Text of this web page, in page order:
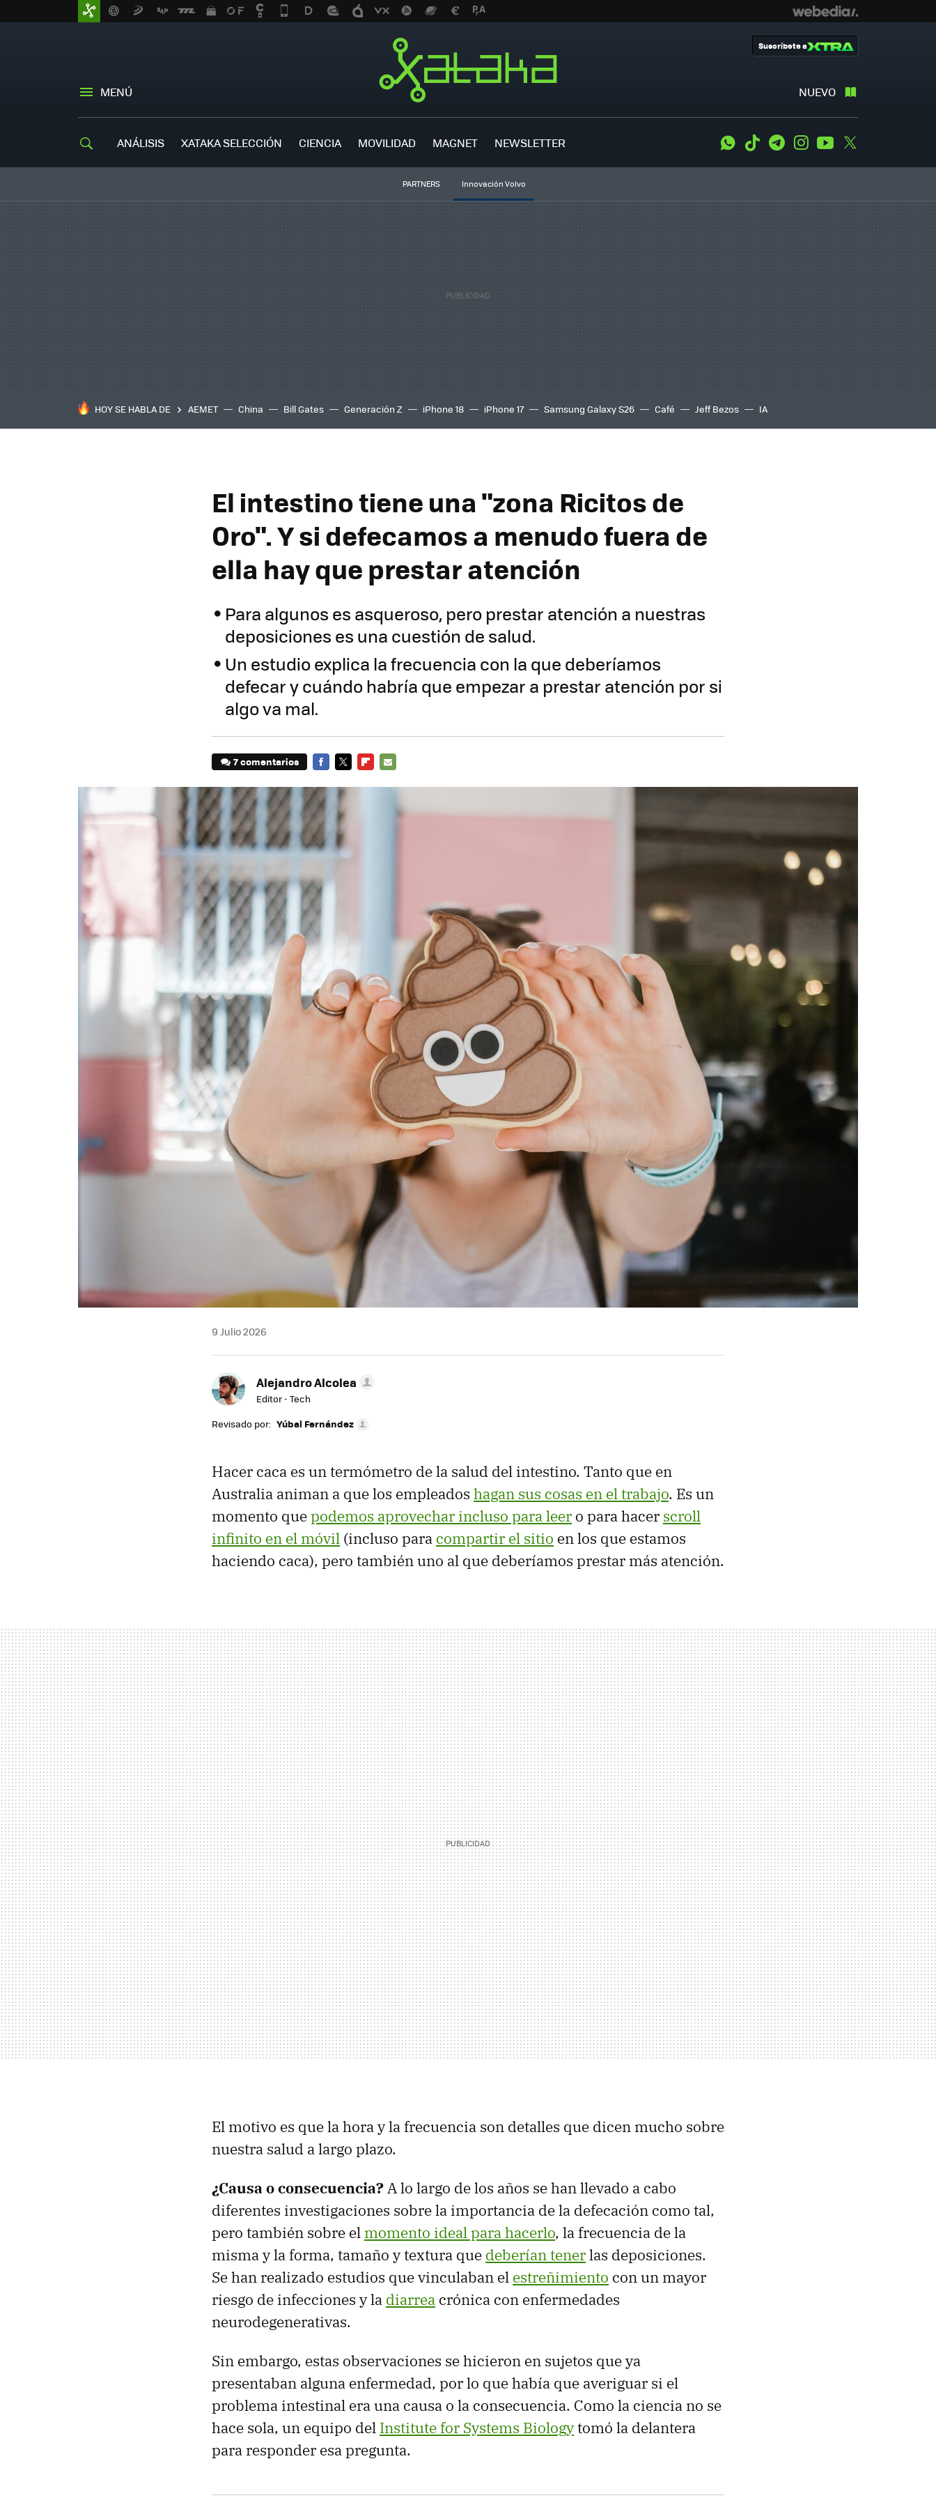
MENÚ NUEVO
Suscríbete a
ANÁLISIS XATAKA SELECCIÓN CIENCIA MOVILIDAD MAGNET NEWSLETTER WhatsApp
Tiktok TelegramInstagramYoutube
PARTNERS Innovación Volvo
HOY SE HABLA DE AEMET China Bill Gates Generación Z iPhone 18 iPhone 17 Samsung Galaxy S26 Café Jeff Bezos IA
El intestino tiene una "zona Ricitos de
Oro". Y si defecamos a menudo fuera de
ella hay que prestar atención
Para algunos es asqueroso, pero prestar atención a nuestras
deposiciones es una cuestión de salud.
Un estudio explica la frecuencia con la que deberíamos
defecar y cuándo habría que empezar a prestar atención por si
algo va mal.
7 comentarios
9 Julio 2026
Alejandro Alcolea
Editor - Tech
Revisado por: Yúbal Fernández
Hacer caca es un termómetro de la salud del intestino. Tanto que en
Australia animan a que los empleados hagan sus cosas en el trabajo. Es un
momento quepodemos aprovechar incluso para leer o para hacer scroll
infinito en el móvil (incluso para compartir el sitio en los que estamos
haciendo caca), pero también uno al que deberíamos prestar más atención.
El motivo es que la hora y la frecuencia son detalles que dicen mucho sobre
nuestra salud a largo plazo.
¿Causa o consecuencia?A lo largo de los años se han llevado a cabo
diferentes investigaciones sobre la importancia de la defecación como tal,
pero también sobre el momento ideal para hacerlo, la frecuencia de la
misma y la forma, tamaño y textura que deberían tenerlas deposiciones.
Se han realizado estudios que vinculaban el estreñimiento con un mayor
riesgo de infecciones y la diarrea crónica con enfermedades
neurodegenerativas.
Sin embargo, estas observaciones se hicieron en sujetos que ya
presentaban alguna enfermedad, por lo que había que averiguar si el
problema intestinal era una causa o la consecuencia. Como la ciencia no se
hace sola, un equipo del Institute for Systems Biologytomó la delantera
para responder esa pregunta.